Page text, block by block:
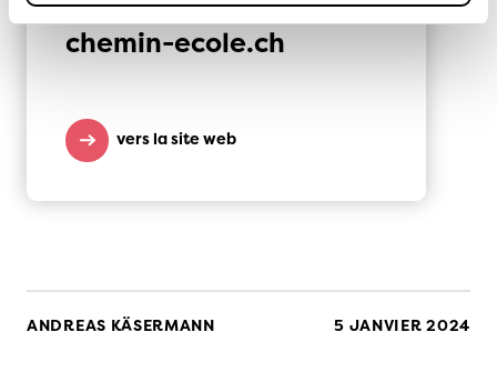
chemin-ecole.ch
vers la site web
ANDREAS KÄSERMANN 5 JANVIER 2024